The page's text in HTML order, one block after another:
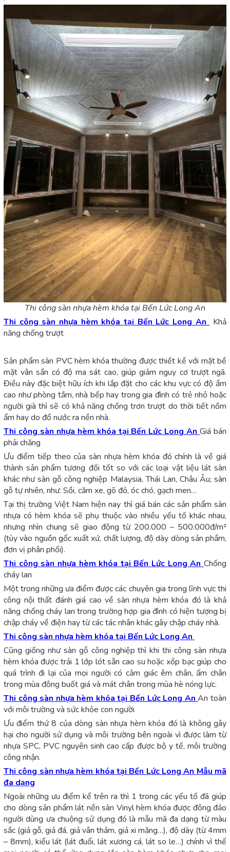
Thi công sàn nhựa hèm khóa tại Bến Lức Long An
Thi công sàn nhựa hèm khóa tại Bến Lức Long An
Khả
năng chống trượt
Sản phẩm sàn PVC hèm khóa thường được thiết kế với mặt bề
mặt vân sần có độ ma sát cao, giúp giảm nguy cơ trượt ngã.
Điều này đặc biệt hữu ích khi lắp đặt cho các khu vực có độ ẩm
cao như phòng tắm, nhà bếp hay trong gia đình có trẻ nhỏ hoặc
người già thì sẽ có khả năng chống trơn trượt do thời tiết nồm
ẩm hay do đổ nước ra nền nhà.
Thi công sàn nhựa hèm khóa tại Bến Lức Long AnGiá bán
phải chăng
Ưu điểm tiếp theo của sàn nhựa hèm khóa đó chính là về giá
thành sản phẩm tương đối tốt so với các loại vật liệu lát sàn
khác như sàn gỗ công nghiệp Malaysia, Thái Lan, Châu Âu; sàn
gỗ tự nhiên, như: Sồi, căm xe, gõ đỏ, óc chó, gạch men…
Tại thị trường Việt Nam hiện nay thì giá bán các sản phẩm sàn
nhựa có hèm khóa sẽ phụ thuộc vào nhiều yếu tố khác nhau,
nhưng nhìn chung sẽ giao động từ 200.000 – 500.000đ/m²
(tùy vào nguồn gốc xuất xứ, chất lượng, độ dày dòng sản phẩm,
đơn vị phân phối).
Thi công sàn nhựa hèm khóa tại Bến Lức Long An Chống
cháy lan
Một trong những ưa điểm được các chuyên gia trong lĩnh vực thi
công nội thất đánh giá cao về sàn nhựa hèm khóa đó là khả
năng chống cháy lan trong trường hợp gia đình có hiện tượng bị
chập cháy về điện hay từ các tác nhân khác gây chập cháy nhà.
Thi công sàn nhựa hèm khóa tại Bến Lức Long An
Cũng giống như sàn gỗ công nghiệp thì khi thi công sàn nhựa
hèm khóa được trải 1 lớp lót sẵn cao su hoặc xốp bạc giúp cho
quá trình đi lại của mọi người có cảm giác êm chân, ấm chân
trong mùa đông buốt giá và mát chân trong mùa hè nóng lực.
Thi công sàn nhựa hèm khóa tại Bến Lức Long AnAn toàn
với môi trường và sức khỏe con người
Ưu điểm thứ 8 của dòng sàn nhựa hèm khóa đó là không gây
hại cho người sử dụng và môi trường bên ngoài vì được làm từ
nhựa SPC, PVC nguyên sinh cao cấp được bộ y tế, môi trường
công nhận.
Thi công sàn nhựa hèm khóa tại Bến Lức Long An Mẫu mã
đa dạng
Ngoài những ưu điểm kể trên ra thì 1 trong các yếu tố đã giúp
cho dòng sản phẩm lát nền sàn Vinyl hèm khóa được đông đảo
người dùng ưa chuộng sử dụng đó là mẫu mã đa dạng từ màu
sắc (giả gỗ, giả đá, giả vân thảm, giả xi măng…), độ dày (từ 4mm
– 8mm), kiểu lát (lát đuổi, lát xương cá, lát so le…) chính vì thế